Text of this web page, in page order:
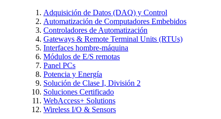
Adquisición de Datos (DAQ) y Control
Automatización de Computadores Embebidos
Controladores de Automatización
Gateways & Remote Terminal Units (RTUs)
Interfaces hombre-máquina
Módulos de E/S remotas
Panel PCs
Potencia y Energía
Solución de Clase I, División 2
Soluciones Certificado
WebAccess+ Solutions
Wireless I/O & Sensors